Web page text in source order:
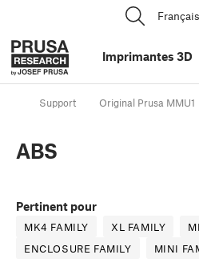
Français
Imprimantes 3D
Support Original Prusa MMU1
ABS
Pertinent pour
MK4 FAMILY XL FAMILY
ENCLOSURE FAMILY
MINI